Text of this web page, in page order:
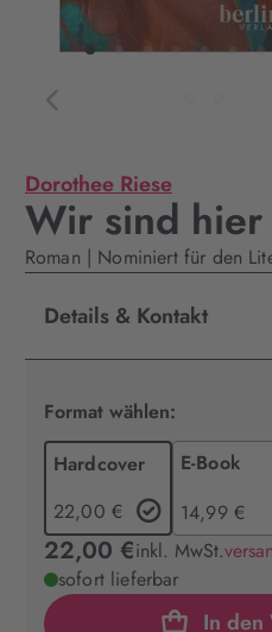
Dorothee Riese
Wir sind
Roman | Nominiert für den
Details & Kontakt
Format wählen:
Hardcover
22,00 €
E-Book
14,99 €
22,00 €inkl. MwSt.
sofort lieferbar
In den